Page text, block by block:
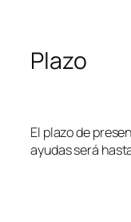
Plazo
El plazo de
ayudas será